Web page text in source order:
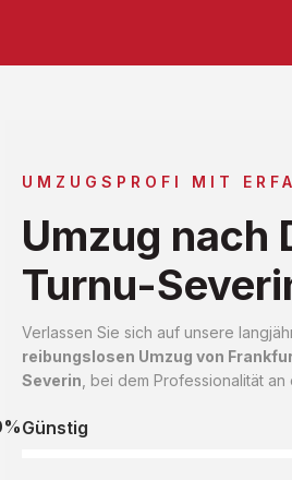
UMZUGSPROFI MIT
Umzug nach
Turnu-
Verlassen Sie sich auf unsere
reibungslosen Umzug von
Severin , bei dem Professionalität
Günstig